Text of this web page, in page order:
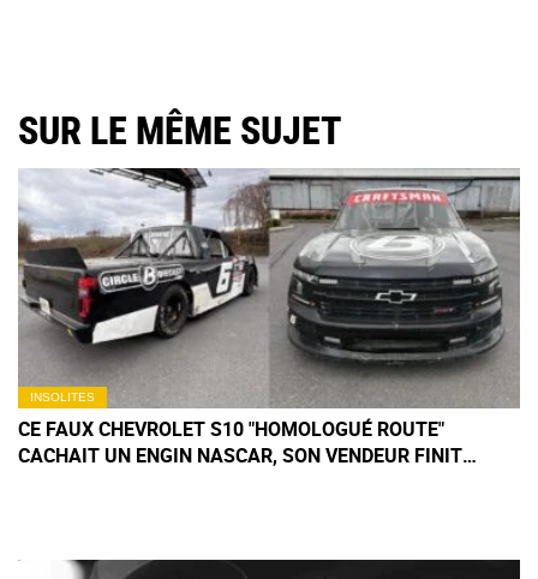
SUR LE MÊME SUJET
INSOLITES
CE FAUX CHEVROLET S10 "HOMOLOGUÉ ROUTE"
CACHAIT UN ENGIN NASCAR, SON VENDEUR FINIT